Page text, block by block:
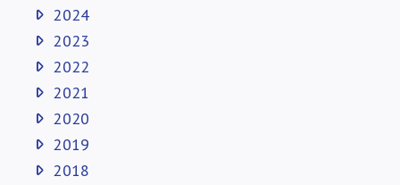
2024
2023
2022
2021
2020
2019
2018